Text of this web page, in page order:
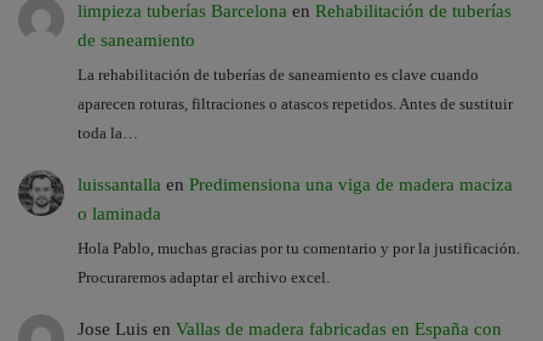
limpieza tuberías Barcelona en Rehabilitación de tuberías
de saneamiento
La rehabilitación de tuberías de saneamiento es clave cuando
aparecen roturas, filtraciones o atascos repetidos. Antes de sustituir
toda la…
luissantalla en Predimensiona una viga de madera maciza
o laminada
Hola Pablo, muchas gracias por tu comentario y por la justificación.
Procuraremos adaptar el archivo excel.
Jose Luis en Vallas de madera fabricadas en España con